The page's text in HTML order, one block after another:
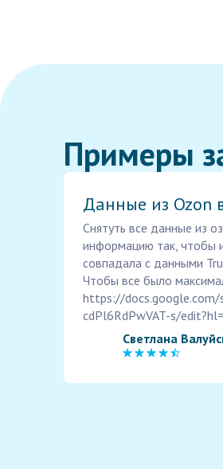
Примеры
Данные из Ozon
Снятуть все данные из
информацию так, чтобы
совпадала с данными
Чтобы все было
https://docs.google.com/
cdPl6RdPwVAT-s/
Светлана